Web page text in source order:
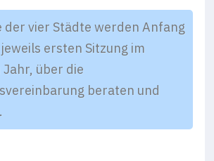
der vier Städte werden Anfang
ersten Sitzung im
über die
beraten und